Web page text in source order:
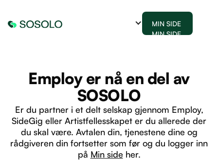
MIN SIDE
MIN SIDE
Employ er nå en del av
SOSOLO
Er du partner i et delt selskap gjennom Employ,
SideGig eller Artistfellesskapet er du allerede der
du skal være. Avtalen din, tjenestene dine og
rådgiveren din fortsetter som før og du logger inn
på Min side her.